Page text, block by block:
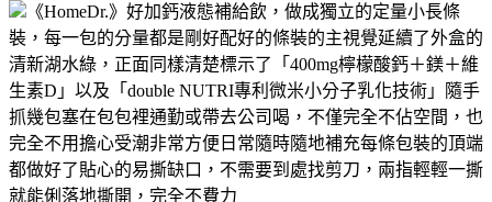
《HomeDr.》好加鈣液態補給飲，做成獨立的定量小長條
裝，每一包的分量都是剛好配好的條裝的主視覺延續了外盒的
清新湖水綠，正面同樣清楚標示了「400mg檸檬酸鈣＋鎂＋維
生素D」以及「double NUTRI專利微米小分子乳化技術」隨手
抓幾包塞在包包裡通勤或帶去公司喝，不僅完全不佔空間，也
完全不用擔心受潮非常方便日常隨時隨地補充每條包裝的頂端
都做好了貼心的易撕缺口，不需要到處找剪刀，兩指輕輕一撕
就能俐落地撕開，完全不費力